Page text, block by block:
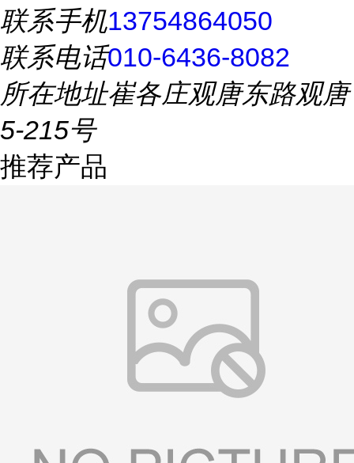
联系手机13754864050
联系电话010-6436-8082
所在地址崔各庄观唐东路观唐
5-215号
推荐产品